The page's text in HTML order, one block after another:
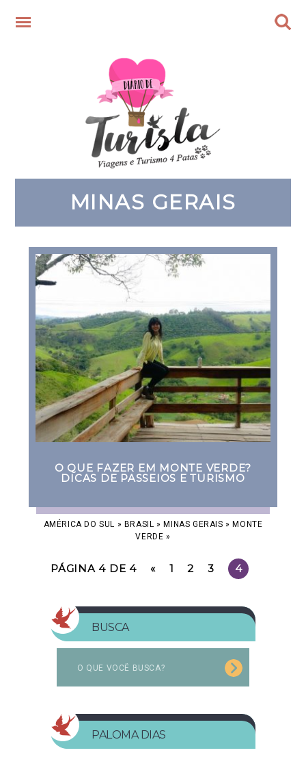
MINAS GERAIS
O QUE FAZER EM MONTE VERDE?
DICAS DE PASSEIOS E TURISMO
AMÉRICA DO SUL » BRASIL » MINAS GERAIS » MONTE
VERDE »
PÁGINA 4 DE 4 « 1 2 3 4
BUSCA
PALOMA DIAS